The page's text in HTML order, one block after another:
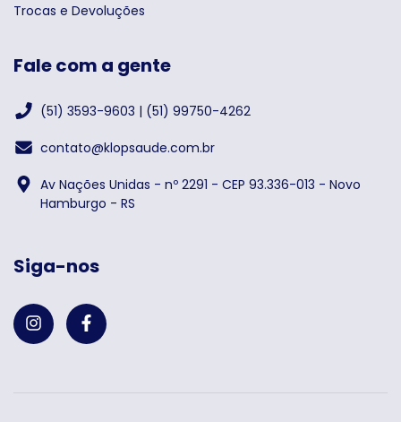
Trocas e Devoluções
Fale com a gente
(51) 3593-9603 | (51) 99750-4262
contato@klopsaude.com.br
Av Nações Unidas - nº 2291 - CEP 93.336-013 - Novo
Hamburgo - RS
Siga-nos